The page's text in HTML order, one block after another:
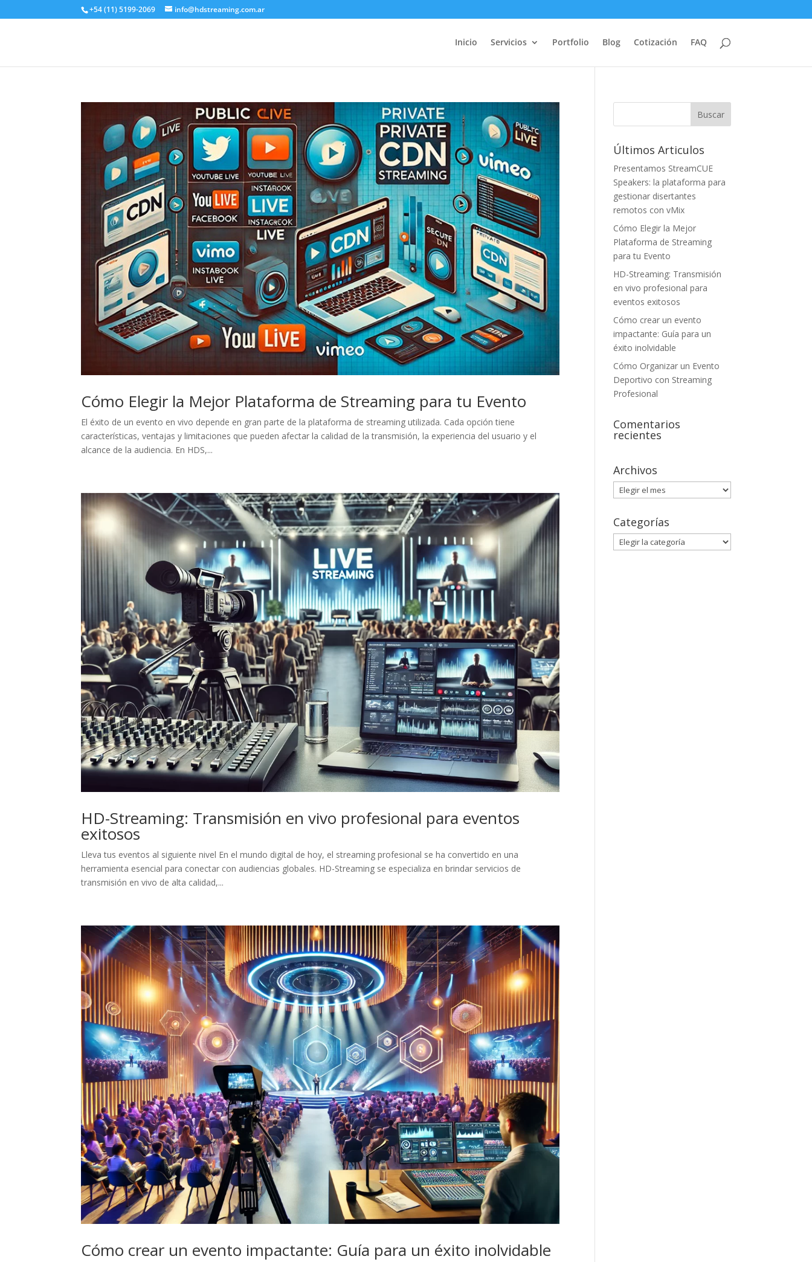
+54 (11) 5199-2069 info@hdstreaming.com.ar
Inicio Servicios Portfolio Blog Cotización FAQ
Cómo Elegir la Mejor Plataforma de Streaming para tu Evento
El éxito de un evento en vivo depende en gran parte de la plataforma de streaming utilizada. Cada opción tiene
características, ventajas y limitaciones que pueden afectar la calidad de la transmisión, la experiencia del usuario y el
alcance de la audiencia. En HDS,...
HD-Streaming: Transmisión en vivo profesional para eventos
exitosos
Lleva tus eventos al siguiente nivel En el mundo digital de hoy, el streaming profesional se ha convertido en una
herramienta esencial para conectar con audiencias globales. HD-Streaming se especializa en brindar servicios de
transmisión en vivo de alta calidad,...
Cómo crear un evento impactante: Guía para un éxito inolvidable
Últimos Articulos
Presentamos StreamCUE
Speakers: la plataforma para
gestionar disertantes
remotos con vMix
Cómo Elegir la Mejor
Plataforma de Streaming
para tu Evento
HD-Streaming: Transmisión
en vivo profesional para
eventos exitosos
Cómo crear un evento
impactante: Guía para un
éxito inolvidable
Cómo Organizar un Evento
Deportivo con Streaming
Profesional
Comentarios
recientes
Archivos
Archivos
Categorías
Categorías